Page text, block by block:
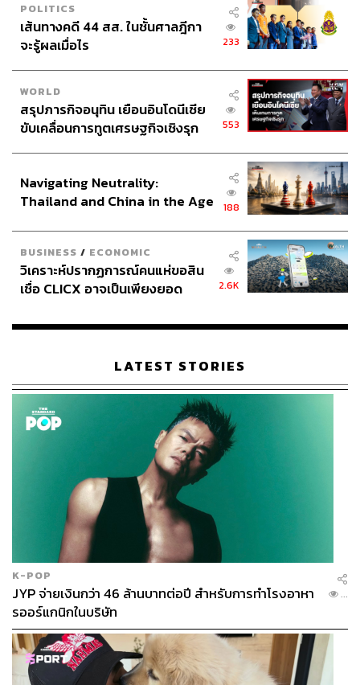
POLITICS
เส้นทางคดี 44 สส. ในชั้นศาลฎีกา
จะรู้ผลเมื่อไร
233
WORLD
สรุปภารกิจอนุทิน เยือนอินโดนีเซีย
ขับเคลื่อนการทูตเศรษฐกิจเชิงรุก
553
Navigating Neutrality:
Thailand and China in the Age
188
BUSINESS / ECONOMIC
วิเคราะห์ปรากฏการณ์คนแห่ขอสิน
เชื่อ CLICX อาจเป็นเพียงยอด
เรือนไทยที่ถูกซุกไว้
2.6K
LATEST STORIES
K-POP
JYP จ่ายเงินกว่า 46 ล้านบาทต่อปี สำหรับการทำโรงอาหา
รออร์แกนิกในบริษัท
...